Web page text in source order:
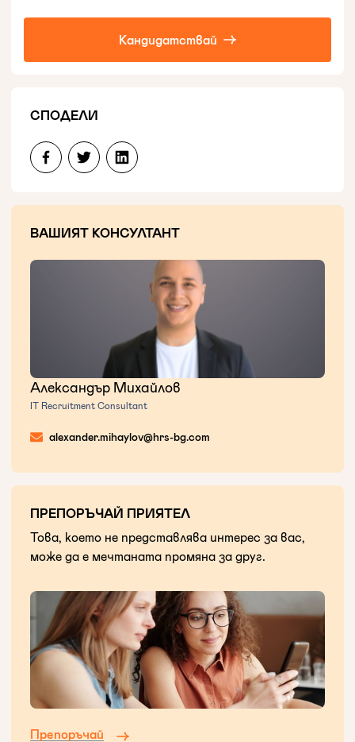
СПОДЕЛИ
ВАШИЯТ КОНСУЛТАНТ
Александър Михайлов
IT Recruitment Consultant
alexander.mihaylov@hrs-bg.com
ПРЕПОРЪЧАЙ ПРИЯТЕЛ
Това, което не представлява интерес за вас,
може да е мечтаната промяна за друг.
Препоръчай
Кандидатствай